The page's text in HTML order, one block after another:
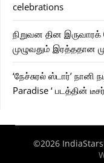
celebrations
நிறுவன தின
முழுவதும் இரத்ததான
‘நேச்சுரல் ஸ்டார்’ நானி
Paradise ‘ படத்தின்
©2026